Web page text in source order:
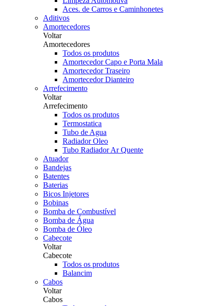
Aces. de Carros e Caminhonetes
Aditivos
Amortecedores
Voltar
Amortecedores
Todos os produtos
Amortecedor Capo e Porta Mala
Amortecedor Traseiro
Amortecedor Dianteiro
Arrefecimento
Voltar
Arrefecimento
Todos os produtos
Termostatica
Tubo de Agua
Radiador Oleo
Tubo Radiador Ar Quente
Atuador
Bandejas
Batentes
Baterias
Bicos Injetores
Bobinas
Bomba de Combustível
Bomba de Água
Bomba de Óleo
Cabecote
Voltar
Cabecote
Todos os produtos
Balancim
Cabos
Voltar
Cabos